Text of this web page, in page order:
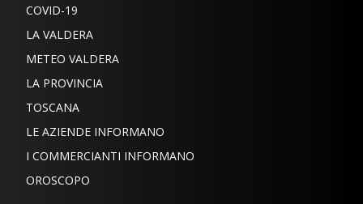
COVID-19
LA VALDERA
METEO VALDERA
LA PROVINCIA
TOSCANA
LE AZIENDE INFORMANO
I COMMERCIANTI INFORMANO
OROSCOPO